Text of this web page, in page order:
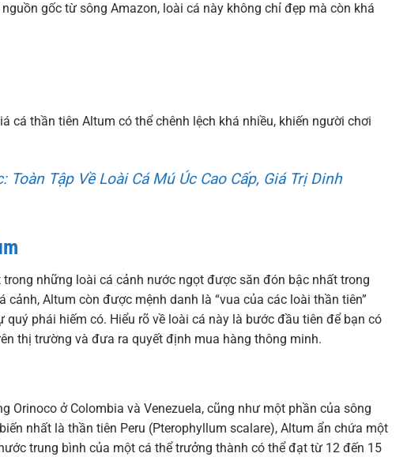
gốc từ sông Amazon, loài cá này không chỉ đẹp mà còn khá
cá thần tiên Altum có thể chênh lệch khá nhiều, khiến người chơi
Toàn Tập Về Loài Cá Mú Úc Cao Cấp, Giá Trị Dinh
những loài cá cảnh nước ngọt được săn đón bậc nhất trong
Altum còn được mệnh danh là “vua của các loài thần tiên”
phái hiếm có. Hiểu rõ về loài cá này là bước đầu tiên để bạn có
thị trường và đưa ra quyết định mua hàng thông minh.
Orinoco ở Colombia và Venezuela, cũng như một phần của sông
nhất là thần tiên Peru (Pterophyllum scalare), Altum ẩn chứa một
trung bình của một cá thể trưởng thành có thể đạt từ 12 đến 15